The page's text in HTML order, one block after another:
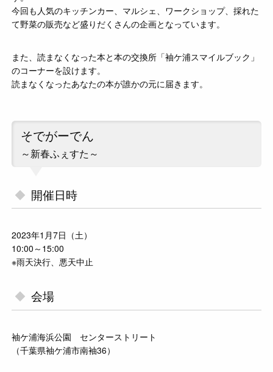
今回も人気のキッチンカー、マルシェ、ワークショップ、採れた
て野菜の販売など盛りだくさんの企画となっています。
また、読まなくなった本と本の交換所「袖ケ浦スマイルブック」
のコーナーを設けます。
読まなくなったあなたの本が誰かの元に届きます。
そでがーでん
～新春ふぇすた～
開催日時
2023年1月7日（土）
10:00～15:00
※雨天決行、悪天中止
会場
袖ケ浦海浜公園 センターストリート
（千葉県袖ケ浦市南袖36）